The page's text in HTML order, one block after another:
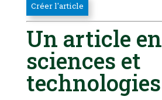
Un article en
sciences et
technologies